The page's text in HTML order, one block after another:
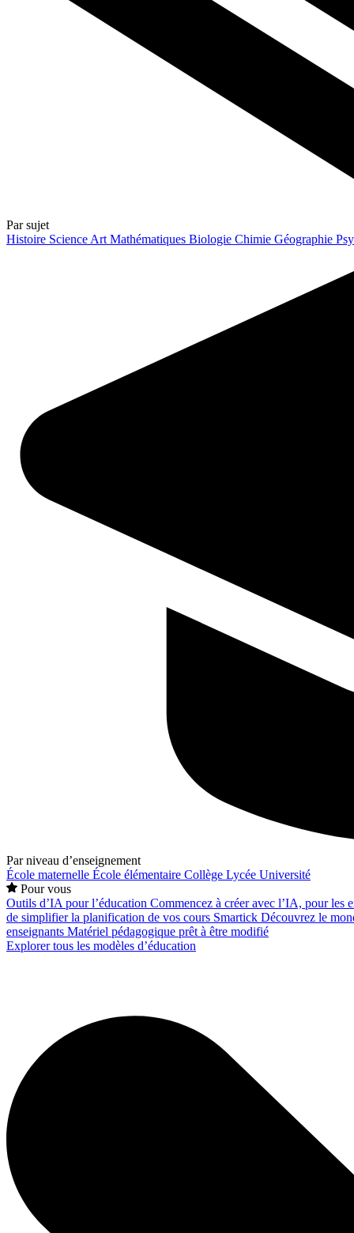
Par sujet
Histoire Science Art Mathématiques Biologie Chimie Géographie
Par niveau d’enseignement
École maternelle École élémentaire Collège Lycée Université
Pour vous
Outils d’IA pour l’éducation Commencez à créer avec l’IA, pour les
de simplifier la planification de vos cours Smartick Découvrez le
enseignants Matériel pédagogique prêt à être modifié
Explorer tous les modèles d’éducation